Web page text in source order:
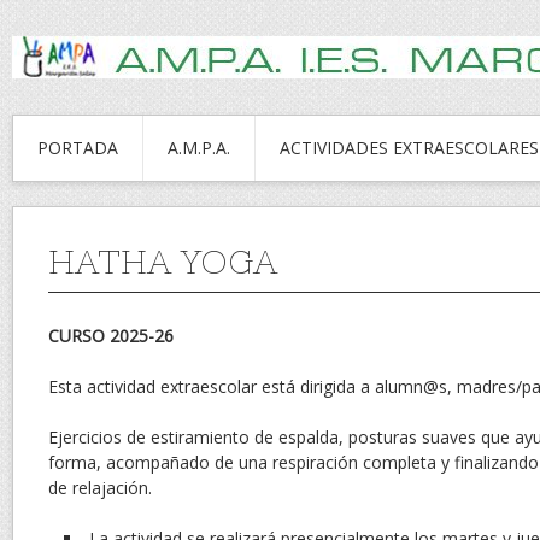
PORTADA A.M.P.A. ACTIVIDADES EXTRAESCOLARES
HATHA YOGA
CURSO 2025-26
Esta actividad extraescolar está dirigida a alumn@s, madres/
Ejercicios de estiramiento de espalda, posturas suaves que
forma, acompañado de una respiración completa y
de relajación.